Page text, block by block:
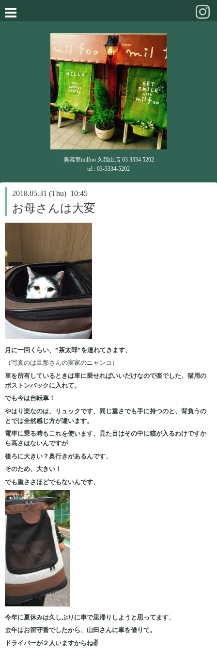
美容室milfoo 久我山店 03 3334 5202
tel : 03-3334-5202
2018.05.31 (Thu) 10:45
お母さんは大変
月に一回くらい、”茶太郎”を連れてきます、
（写真のは旦那さんの実家のニャンコ）
車を所有しているときは車に乗せればいいだけなので楽でした、猫用の
ボストンバックに入れて。
でも今は自転車！
やはり楽なのは、リュックです、同じ重さでも手に持つのと、背負うの
とでは全然感じ方が違います。
電車に乗る時もこれを使います、見た目はその中に猫が入るわけですか
ら高さはないんですが
後ろに大きい？奥行きがあるんです、
そのため、大きい！
でも重ささほどでもないんです、
今年に夏休みは久しぶりに車で里帰りしようと思ってます、
去年はお留守番でしたから、山田さんに車を借りて。
ドライバーが２人いますからね✌